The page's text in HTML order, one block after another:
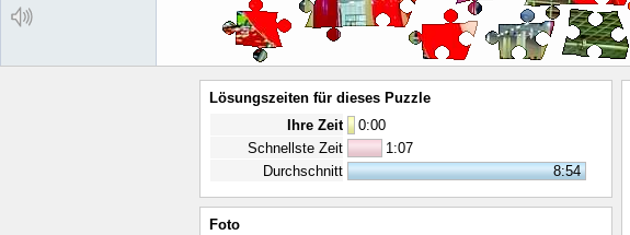
Lösungszeiten für dieses Puzzle
Ihre Zeit
0:00
Schnellste Zeit
1:07
Durchschnitt
8:54
Foto